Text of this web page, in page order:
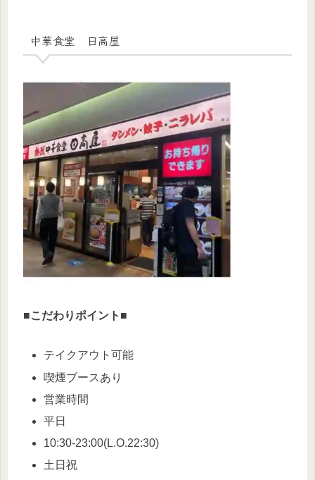
中華食堂 日高屋
■こだわりポイント ■
テイクアウト可能
喫煙ブースあり
営業時間
平日
10:30-23:00(L.O.22:30)
土日祝